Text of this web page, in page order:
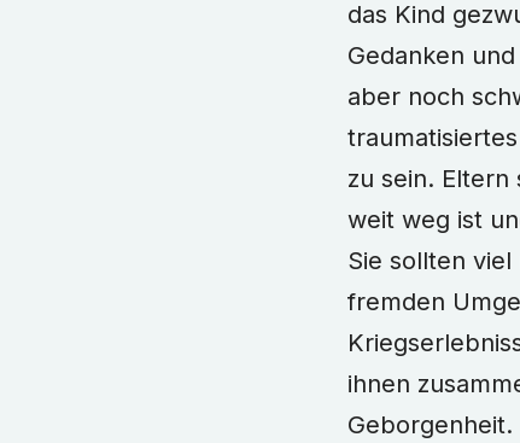
das Kind
Gedanken
aber noch
zu sein.
weit weg ist
Sie sollten
fremden
ihnen
Geborgenheit.